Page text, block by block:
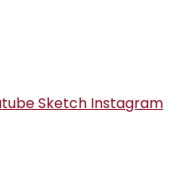
Sketch Instagram